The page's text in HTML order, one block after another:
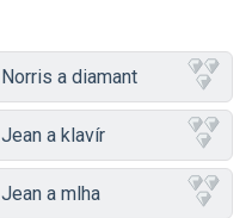
Norris a diamant
Jean a klavír
Jean a mlha